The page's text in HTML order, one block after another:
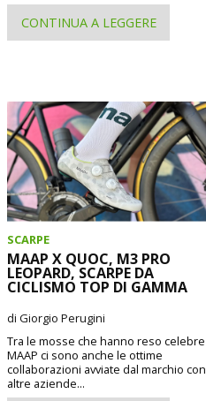
CONTINUA A LEGGERE
SCARPE
MAAP X QUOC, M3 PRO
LEOPARD, SCARPE DA
CICLISMO TOP DI GAMMA
di Giorgio Perugini
Tra le mosse che hanno reso celebre
MAAP ci sono anche le ottime
collaborazioni avviate dal marchio con
altre aziende...